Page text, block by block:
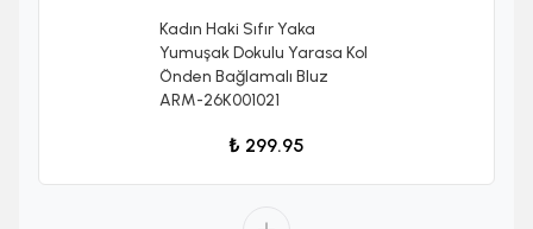
Kadın Haki Sıfır Yaka
Yumuşak Dokulu Yarasa Kol
Önden Bağlamalı Bluz
ARM-26K001021
₺ 299.95